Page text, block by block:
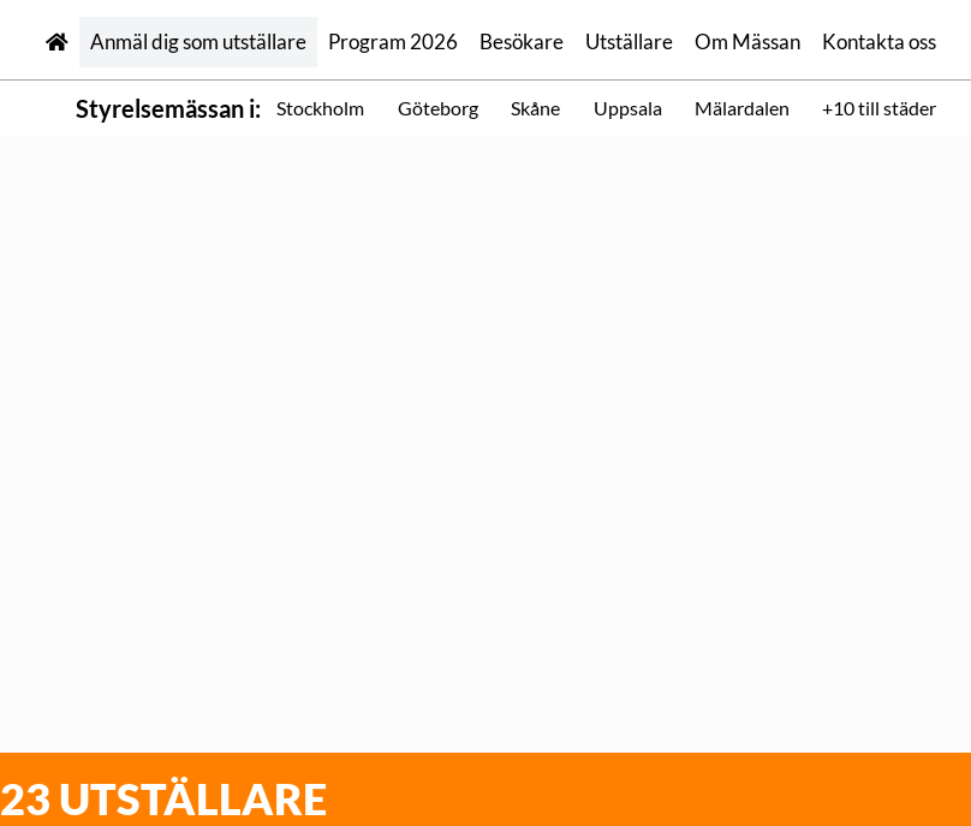
Anmäl dig som utställare Program 2026 Besökare Utställare Om Mässan Kontakta oss
Styrelsemässan i: Stockholm Göteborg Skåne Uppsala Mälardalen +10 till städer
23 UTSTÄLLARE